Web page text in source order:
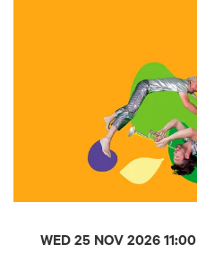
WED 25 NOV 202611:00